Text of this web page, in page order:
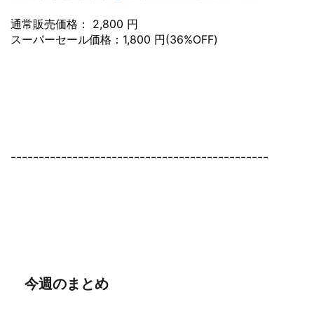
通常販売価格： 2,800 円
スーパーセール価格：1,800 円(36%OFF)
----------------------------------------------
今週のまとめ